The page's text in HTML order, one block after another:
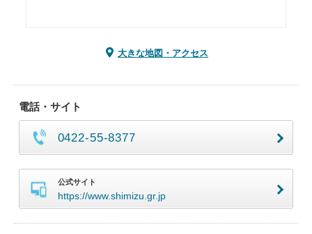
大きな地図・アクセス
電話・サイト
0422-55-8377
公式サイト
https://www.shimizu.gr.jp